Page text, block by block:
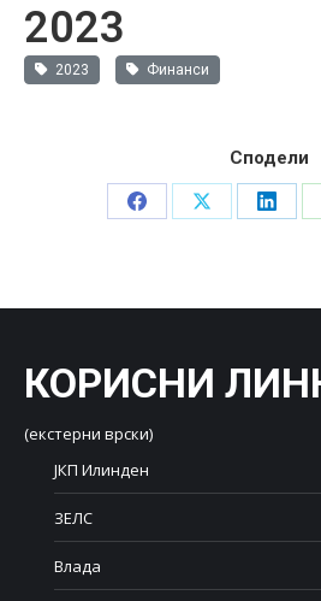
2023
2023 Финанси
Сподели
Share
Share
Share
КОРИСНИ
(екстерни врски)
ЈКП Илинден
ЗЕЛС
Влада